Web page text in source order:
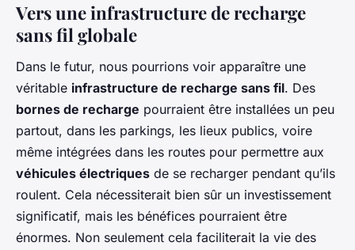
Vers une infrastructure de recharge
sans fil globale
Dans le futur, nous pourrions voir apparaître une
véritable infrastructure de recharge sans fil. Des
bornes de recharge pourraient être installées un peu
partout, dans les parkings, les lieux publics, voire
même intégrées dans les routes pour permettre aux
véhicules électriques de se recharger pendant qu’ils
roulent. Cela nécessiterait bien sûr un investissement
significatif, mais les bénéfices pourraient être
énormes. Non seulement cela faciliterait la vie des